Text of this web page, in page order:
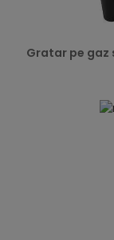
Gratar pe gaz